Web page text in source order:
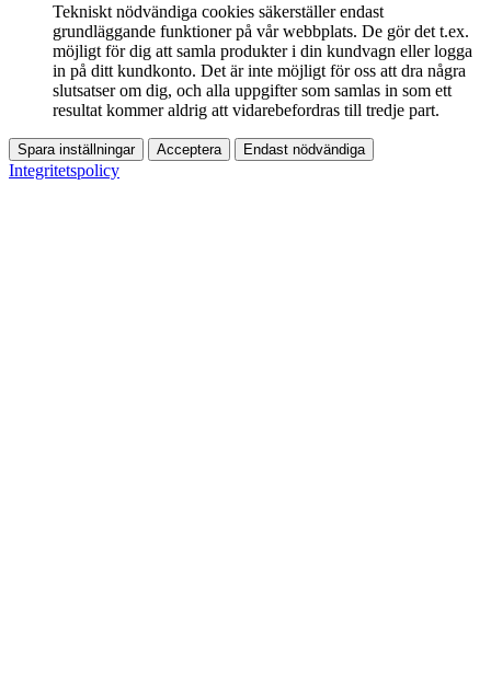
Tekniskt nödvändiga cookies säkerställer endast
grundläggande funktioner på vår webbplats. De gör det t.ex.
möjligt för dig att samla produkter i din kundvagn eller logga
in på ditt kundkonto. Det är inte möjligt för oss att dra några
slutsatser om dig, och alla uppgifter som samlas in som ett
resultat kommer aldrig att vidarebefordras till tredje part.
Spara inställningar Acceptera Endast nödvändiga
Integritetspolicy